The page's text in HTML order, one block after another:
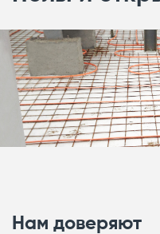
Нам доверяют